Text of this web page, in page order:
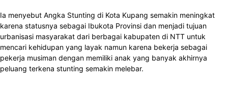
Ia menyebut Angka Stunting di Kota Kupang semakin meningkat
karena statusnya sebagai Ibukota Provinsi dan menjadi tujuan
urbanisasi masyarakat dari berbagai kabupaten di NTT untuk
mencari kehidupan yang layak namun karena bekerja sebagai
pekerja musiman dengan memiliki anak yang banyak akhirnya
peluang terkena stunting semakin melebar.